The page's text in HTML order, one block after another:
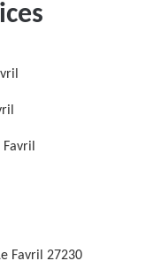
Favril 27230